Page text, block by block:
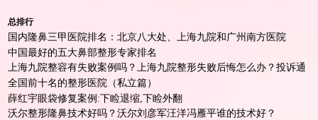
总排行
国内隆鼻三甲医院排名：北京八大处、上海九院和广州南方医院
中国最好的五大鼻部整形专家排名
上海九院整容有失败案例吗？上海九院整形失败后悔怎么办？投诉通
道
全国前十名的整形医院（私立篇）
薛红宇眼袋修复案例:下睑退缩,下睑外翻
沃尔整形隆鼻技术好吗？沃尔刘彦军汪洋冯雁平谁的技术好？